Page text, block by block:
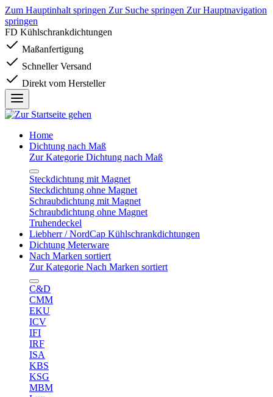
Zum Hauptinhalt springen Zur Suche springen Zur Hauptnavigation
springen
FD Kühlschrankdichtungen
Maßanfertigung
Schneller Versand
Direkt vom Hersteller
Home
Dichtung nach Maß
Zur Kategorie Dichtung nach Maß
Steckdichtung mit Magnet
Steckdichtung ohne Magnet
Schraubdichtung mit Magnet
Schraubdichtung ohne Magnet
Truhendeckel
Liebherr / NordCap Kühlschrankdichtungen
Dichtung Meterware
Nach Marken sortiert
Zur Kategorie Nach Marken sortiert
C&D
CMM
EKU
ICV
IFI
IRF
ISA
KBS
KSG
MBM